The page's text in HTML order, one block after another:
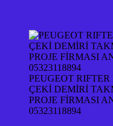
PEUGEOT
ÇEKİ DEMİRİ
PROJE FİRMASI
05323118894